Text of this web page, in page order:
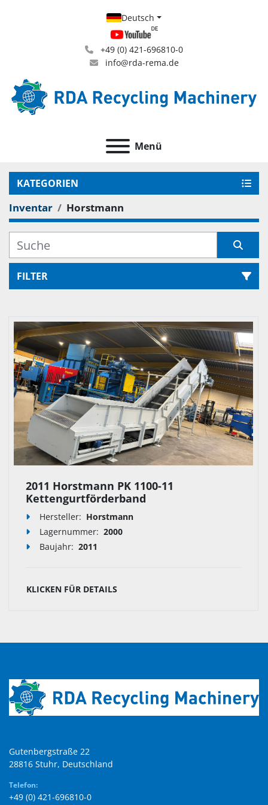
+49 (0) 421-696810-0
info@rda-rema.de
Deutsch
Menü
KATEGORIEN
Inventar Horstmann
FILTER
2011 Horstmann PK 1100-11
Kettengurtförderband
Hersteller: Horstmann
Lagernummer: 2000
Baujahr: 2011
KLICKEN FÜR DETAILS
Gutenbergstraße 22
28816 Stuhr, Deutschland
Telefon:
+49 (0) 421-696810-0